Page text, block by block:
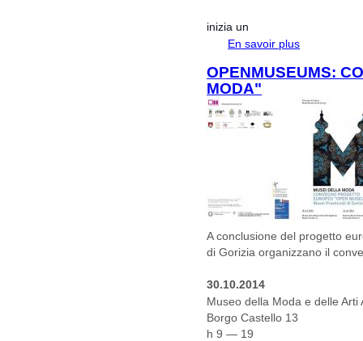
inizia un
En savoir plus
OPENMUSEUMS:
MODA"
A conclusione del progetto
di Goriziaorganizzano il
30.10.2014
Museo della Moda e delle Arti
Borgo Castello 13
h 9 — 19